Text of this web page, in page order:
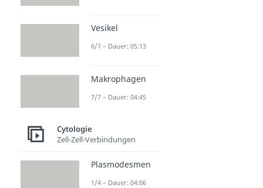
Vesikel
6/7 – Dauer: 05:13
Makrophagen
7/7 – Dauer: 04:45
Cytologie
Zell-Zell-Verbindungen
Plasmodesmen
1/4 – Dauer: 04:06